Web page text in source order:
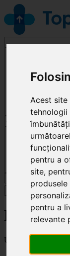
Acest
tehnologii
pentru a
site,
pentru a
relevante
Specialități
Ultima actualizare: